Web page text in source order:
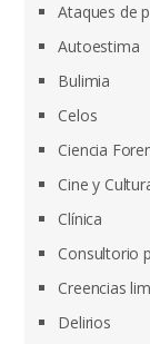
Ataques de
Autoestima
Bulimia
Celos
Ciencia
Cine y
Clínica
Consultorio
Creencias
Delirios